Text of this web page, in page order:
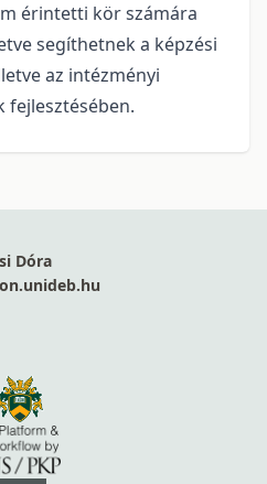
érintetti kör számára
segíthetnek a képzési
az intézményi
fejlesztésében.
Dóra